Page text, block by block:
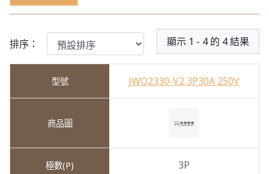
排序： 顯示 1 - 4 的 4 結果
JWQ2330-V2 3P30A 250V
3P